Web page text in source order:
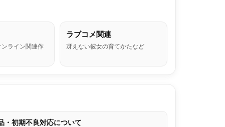
ライン関連作
ラブコメ関連
冴えない彼女の育てかたなど
・初期不良対応について